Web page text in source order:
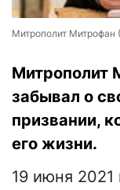
Митрополит Митрофан
Митрополит
забывал о
призвании,
его жизни.
19 июня 2021